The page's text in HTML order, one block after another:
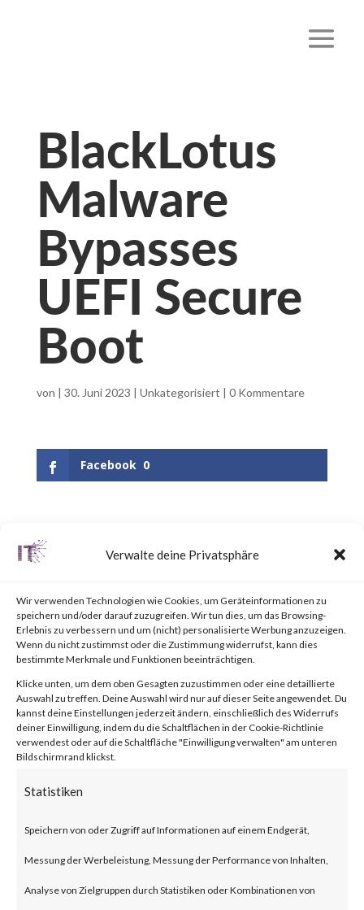
Verwalte deine Privatsphäre
Wir verwenden Technologien wie Cookies, um Geräteinformationen zu
speichern und/oder darauf zuzugreifen. Wir tun dies, um das Browsing-
Erlebnis zu verbessern und um (nicht) personalisierte Werbung anzuzeigen.
Wenn du nicht zustimmst oder die Zustimmung widerrufst, kann dies
bestimmte Merkmale und Funktionen beeinträchtigen.
Klicke unten, um dem oben Gesagten zuzustimmen oder eine detaillierte
Auswahl zu treffen. Deine Auswahl wird nur auf dieser Seite angewendet. Du
kannst deine Einstellungen jederzeit ändern, einschließlich des Widerrufs
deiner Einwilligung, indem du die Schaltflächen in der Cookie-Richtlinie
verwendest oder auf die Schaltfläche "Einwilligung verwalten" am unteren
Bildschirmrand klickst.
Statistiken
Speichern von oder Zugriff auf Informationen auf einem Endgerät,
Messung der Werbeleistung, Messung der Performance von Inhalten,
Analyse von Zielgruppen durch Statistiken oder Kombinationen von
BlackLotus
Malware
Bypasses
UEFI Secure
Boot
von | 30. Juni 2023 | Unkategorisiert | 0 Kommentare
Facebook 0
UPDATE June 25, 2023:
Updated the appendix to
include a link to the “BlackLotus
Mitigation Guide” published by
the National Security Agency
(NSA).Why is this Significant?
This is significant because
BlackLotus malware can bypass
the malware is executed before
the operating system and
traditional OS-based security